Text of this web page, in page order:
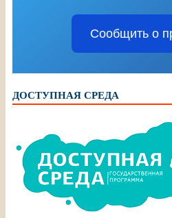
Сообщить о
ДОСТУПНАЯ СРЕДА